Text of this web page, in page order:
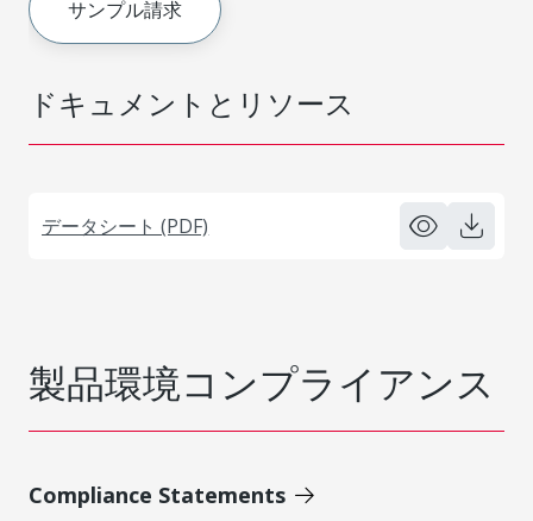
ドキュメントとリソース
データシート (PDF)
サンプル請求
製品環境コンプライアンス
Compliance Statements